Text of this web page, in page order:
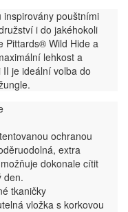
inspirovány pouštními
i do jakéhokoli
Pittards® Wild Hide a
lehkost a
II je ideální volba do
ochranou
extra
dokonale cítit
den.
tkaničky
vložka s korkovou